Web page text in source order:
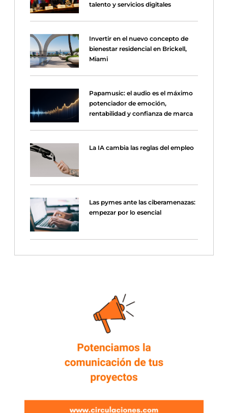
talento y servicios digitales
Invertir en el nuevo concepto de
bienestar residencial en Brickell,
Miami
Papamusic: el audio es el máximo
potenciador de emoción,
rentabilidad y confianza de marca
La IA cambia las reglas del empleo
Las pymes ante las ciberamenazas:
empezar por lo esencial